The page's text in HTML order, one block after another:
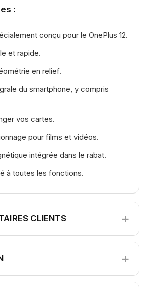
:
conçu pour le OnePlus 12.
et rapide.
en relief.
du smartphone, y compris
vos cartes.
pour films et vidéos.
intégrée dans le rabat.
à toutes les fonctions.
CLIENTS +
+